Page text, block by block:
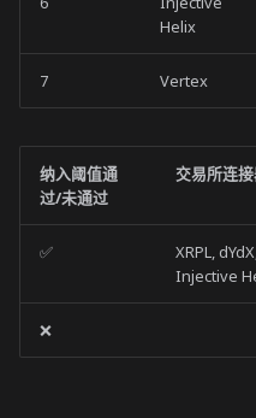
Helix
7 Vertex
纳入阈值通
过/未通过
交易所连
✅
XRPL,
Injective
❌